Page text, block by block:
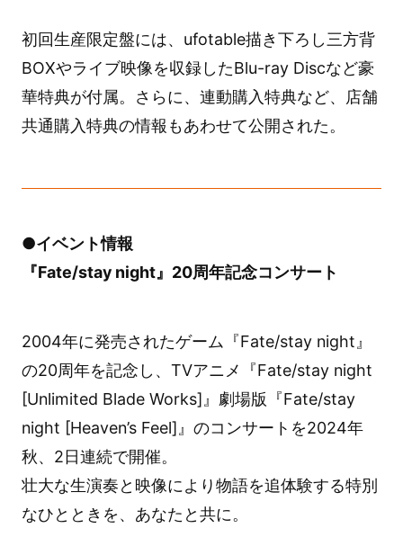
初回生産限定盤には、ufotable描き下ろし三方背
BOXやライブ映像を収録したBlu-ray Discなど豪
華特典が付属。さらに、連動購入特典など、店舗
共通購入特典の情報もあわせて公開された。
●イベント情報
『Fate/stay night』20周年記念コンサート
2004年に発売されたゲーム『Fate/stay night』
の20周年を記念し、TVアニメ『Fate/stay night
[Unlimited Blade Works]』劇場版『Fate/stay
night [Heaven’s Feel]』のコンサートを2024年
秋、2日連続で開催。
壮大な生演奏と映像により物語を追体験する特別
なひとときを、あなたと共に。